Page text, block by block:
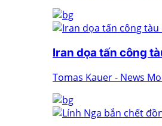
Iran dọa tấn công
Tomas Kauer - News